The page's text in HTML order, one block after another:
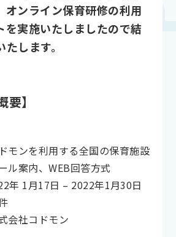
オンライン保育研修の利用
を実施いたしましたので結
します。
要】
モンを利用する全国の保育施設
ル案内、WEB回答方式
年 1月17日 – 2022年1月30日
会社コドモン